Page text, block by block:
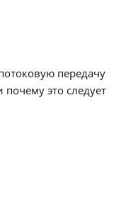
передачу
почему это следует